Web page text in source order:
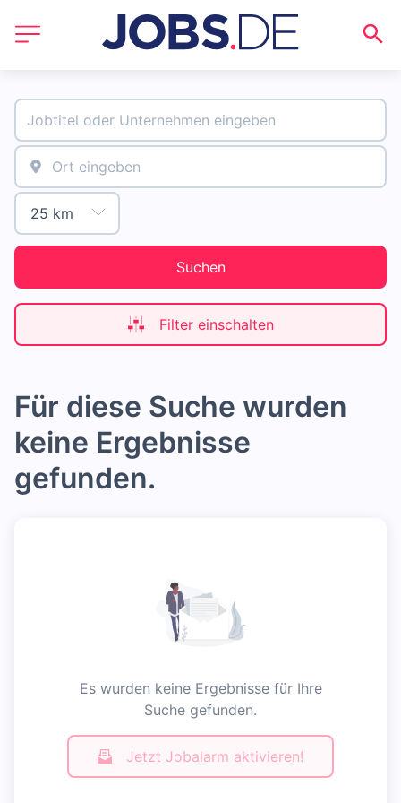
Suchen
Filter einschalten
Für diese Suche wurden
keine Ergebnisse
gefunden.
Es wurden keine Ergebnisse für Ihre
Suche gefunden.
Jetzt Jobalarm aktivieren!